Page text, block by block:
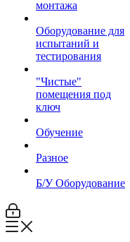
монтажа
Оборудование для
испытаний и
тестирования
"Чистые"
помещения под
ключ
Обучение
Разное
Б/У Оборудование